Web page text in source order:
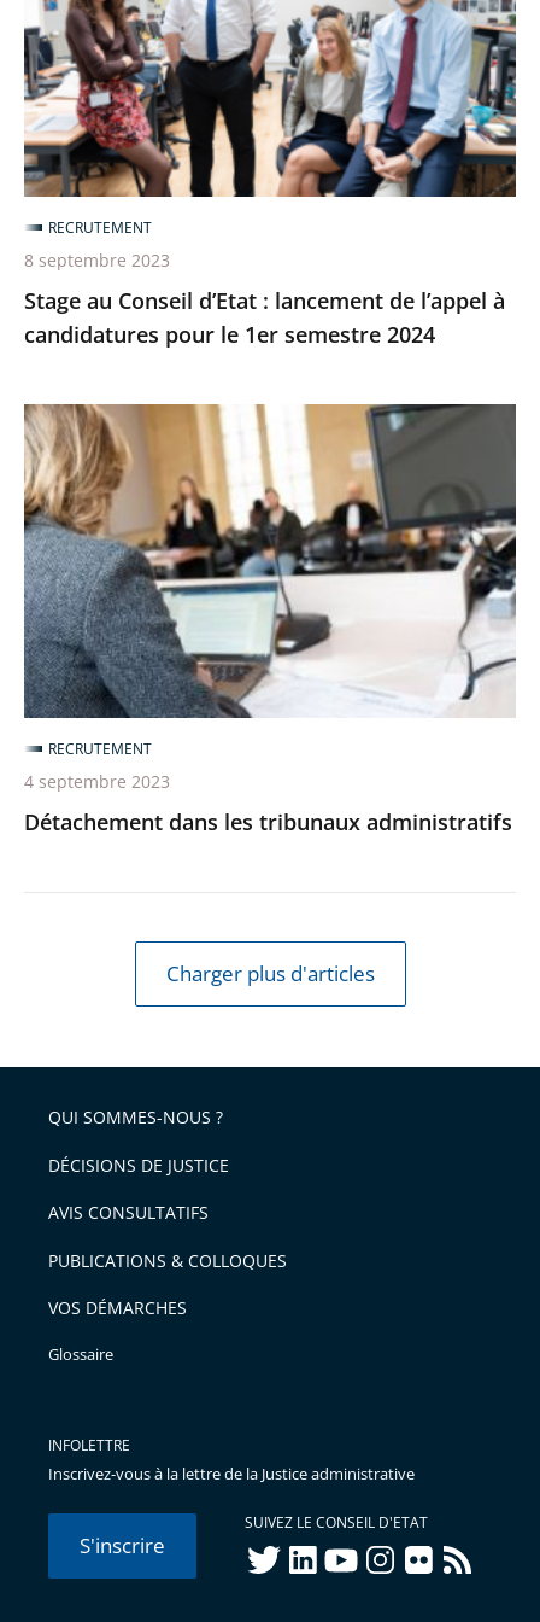
:
lancement
de
l’appel
à
candidatures
pour
le
1er
semestre
Stage au Conseil d’Etat : lancement de l’appel à
candidatures pour le 1er semestre 2024
RECRUTEMENT
8 septembre 2023
Détachement
dans
les
tribunaux
administratifs
Détachement dans les tribunaux administratifs
RECRUTEMENT
4 septembre 2023
Charger plus d'articles
QUI SOMMES-NOUS ?
DÉCISIONS DE JUSTICE
AVIS CONSULTATIFS
PUBLICATIONS & COLLOQUES
VOS DÉMARCHES
Glossaire
INFOLETTRE
Inscrivez-vous à la lettre de la Justice administrative
S'inscrire
SUIVEZ LE CONSEIL D'ETAT
twitterlinkedInyoutubeinstagram
flickr rss